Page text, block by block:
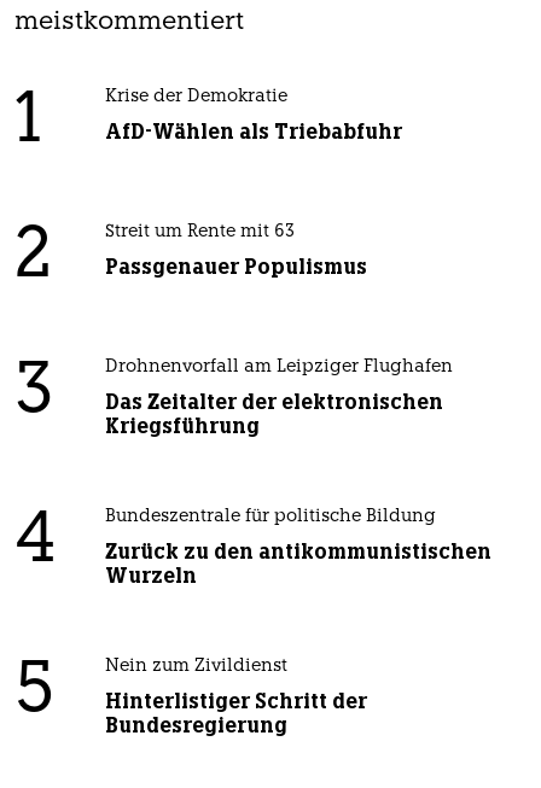
meistkommentiert
1 Krise der Demokratie
AfD-Wählen als Triebabfuhr
2 Streit um Rente mit 63
Passgenauer Populismus
3 Drohnenvorfall am Leipziger Flughafen
Das Zeitalter der elektronischen
Kriegsführung
4 Bundeszentrale für politische Bildung
Zurück zu den antikommunistischen
Wurzeln
5 Nein zum Zivildienst
Hinterlistiger Schritt der
Bundesregierung